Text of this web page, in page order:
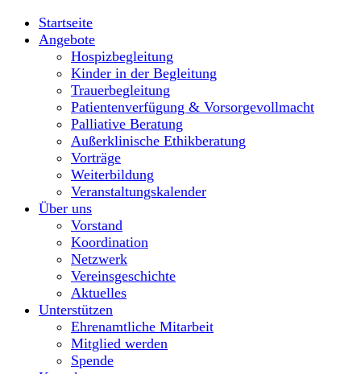
Startseite
Angebote
Hospizbegleitung
Kinder in der Begleitung
Trauerbegleitung
Patientenverfügung & Vorsorgevollmacht
Palliative Beratung
Außerklinische Ethikberatung
Vorträge
Weiterbildung
Veranstaltungskalender
Über uns
Vorstand
Koordination
Netzwerk
Vereinsgeschichte
Aktuelles
Unterstützen
Ehrenamtliche Mitarbeit
Mitglied werden
Spende